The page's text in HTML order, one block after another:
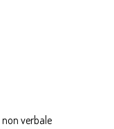
verbale